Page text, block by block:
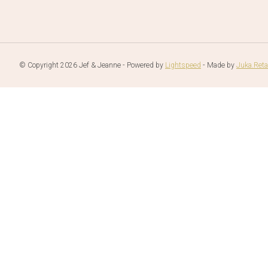
© Copyright 2026 Jef & Jeanne - Powered by Lightspeed - Made by